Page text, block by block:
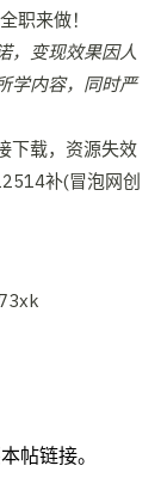
职来做！
，变现效果因人
学内容，同时严
下载，资源失效
补(冒泡网创
帖链接。